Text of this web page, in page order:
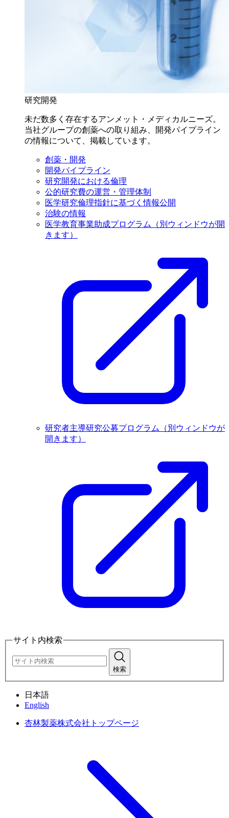
研究開発
未だ数多く存在するアンメット・メディカルニーズ。
当社グループの創薬への取り組み、開発パイプライン
の情報について、掲載しています。
創薬・開発
開発パイプライン
研究開発における倫理
公的研究費の運営・管理体制
医学研究倫理指針に基づく情報公開
治験の情報
医学教育事業助成プログラム
（別ウィンドウが開
きます）
研究者主導研究公募プログラム
（別ウィンドウが
開きます）
サイト内検索
検索
日本語
English
杏林製薬株式会社トップページ